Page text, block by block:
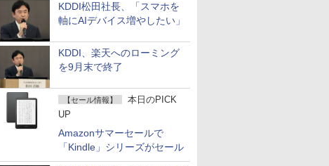
KDDI松田社長、「スマホを
軸にAIデバイス増やしたい」
KDDI、楽天へのローミング
を9月末で終了
【セール情報】
本日のPICK
UP
Amazonサマーセールで
「Kindle」シリーズがセール